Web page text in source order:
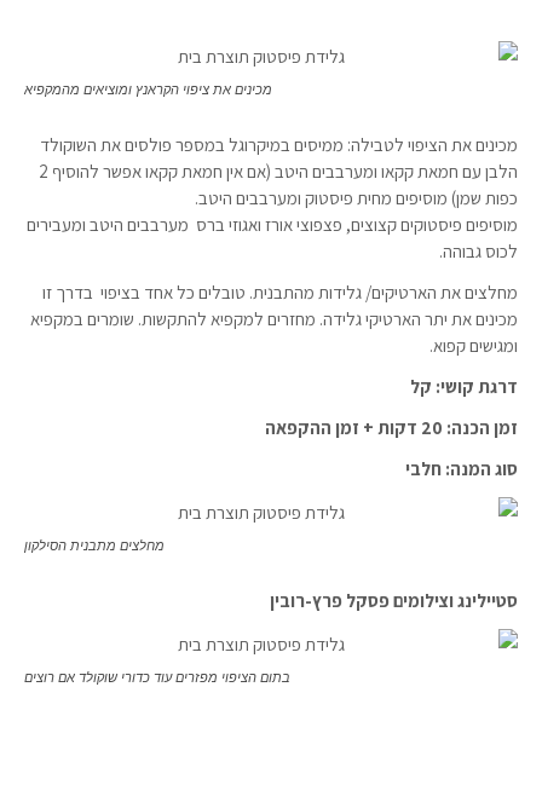
מכינים את ציפוי הקראנץ ומוציאים מהמקפיא
מכינים את הציפוי לטבילה: ממיסים במיקרוגל במספר פולסים את השוקולד
הלבן עם חמאת קקאו ומערבבים היטב (אם אין חמאת קקאו אפשר להוסיף 2
כפות שמן) מוסיפים מחית פיסטוק ומערבבים היטב.
מוסיפים פיסטוקים קצוצים, פצפוצי אורז ואגוזי ברס מערבבים היטב ומעבירים
לכוס גבוהה.
מחלצים את הארטיקים/ גלידות מהתבנית. טובלים כל אחד בציפוי בדרך זו
מכינים את יתר הארטיקי גלידה. מחזרים למקפיא להתקשות. שומרים במקפיא
ומגישים קפוא.
דרגת קושי: קל
זמן הכנה: 20 דקות + זמן ההקפאה
סוג המנה: חלבי
מחלצים מתבנית הסילקון
סטיילינג וצילומים פסקל פרץ-רובין
בתום הציפוי מפזרים עוד כדורי שוקולד אם רוצים